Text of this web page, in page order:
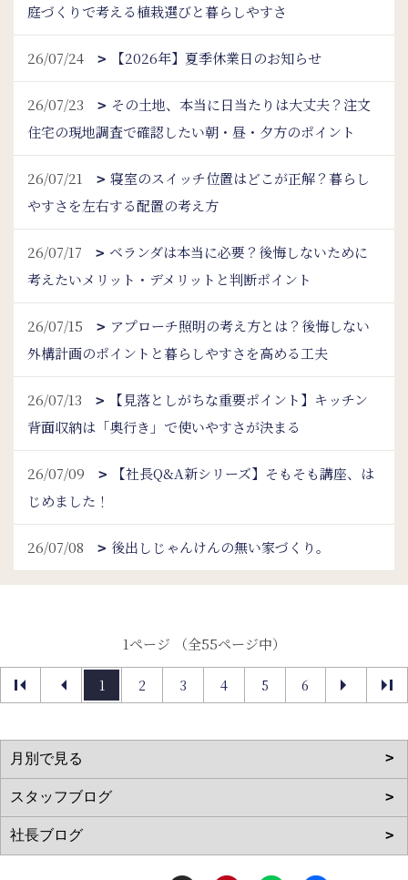
庭づくりで考える植栽選びと暮らしやすさ
26/07/24 【2026年】夏季休業日のお知らせ
26/07/23
その土地、本当に日当たりは大丈夫？注文
住宅の現地調査で確認したい朝・昼・夕方のポイント
26/07/21
寝室のスイッチ位置はどこが正解？暮らし
やすさを左右する配置の考え方
26/07/17
ベランダは本当に必要？後悔しないために
考えたいメリット・デメリットと判断ポイント
26/07/15
アプローチ照明の考え方とは？後悔しない
外構計画のポイントと暮らしやすさを高める工夫
26/07/13
【見落としがちな重要ポイント】キッチン
背面収納は「奥行き」で使いやすさが決まる
26/07/09
【社長Q&A新シリーズ】そもそも講座、は
じめました！
26/07/08 後出しじゃんけんの無い家づくり。
1ページ （全55ページ中）
1 2 3 4 5 6